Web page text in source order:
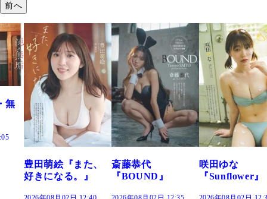
前へ
斎藤恭代
『BOUND』
咲田ゆな
『Sunflower』
藤水咲桜『
だまり』